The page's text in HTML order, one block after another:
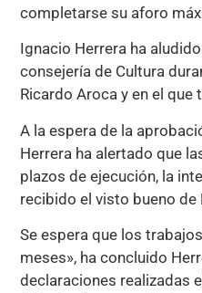
completarse su aforo
Ignacio Herrera ha
consejería de Cultura
Ricardo Aroca y en el
A la espera de la
Herrera ha alertado que
plazos de ejecución, la
recibido el visto bueno de
Se espera que los
meses», ha concluido
declaraciones realizadas